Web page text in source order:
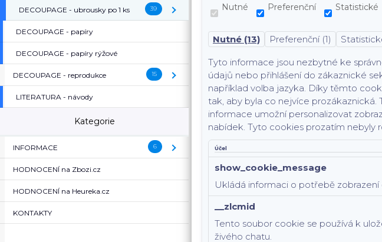
39 ( DECOUPAGE - ubrousky po 1 ks )
DECOUPAGE - ubrousky po 1 ks
DECOUPAGE - papíry
DECOUPAGE - papíry rýžové
15 ( DECOUPAGE - reprodukce )
DECOUPAGE - reprodukce
LITERATURA - návody
Kategorie
6 ( INFORMACE )
INFORMACE
HODNOCENÍ na Zbozi.cz
HODNOCENÍ na Heureka.cz
KONTAKTY
Nutné Preferenční Statistické
Nutné (13) Preferenční (1)
Tyto informace jsou nezbytné ke
údajů nebo přihlášení do zákaznické
například volba jazyka. Díky těmto
tak, aby byla co nejvíce
informace umožní personalizovat
nabídek. Tyto cookies prozatím nebyly
Účel
show_cookie_message
Ukládá informaci o potřebě zobrazení
__zlcmid
Tento soubor cookie se používá k
živého chatu.